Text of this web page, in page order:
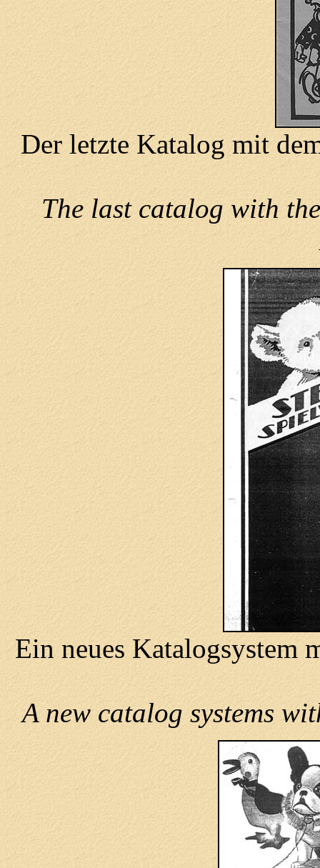
Der letzte Katalog mit
The last catalog with
Ein neues Katalogsystem
A new catalog systems